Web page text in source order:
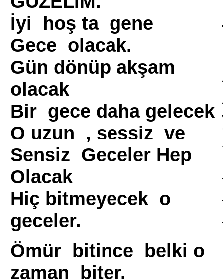
İyi hoş ta gene
Gece olacak.
Gün dönüp akşam
olacak
Bir gece daha gelecek
O uzun , sessiz ve
Sensiz Geceler Hep
Olacak
Hiç bitmeyecek o
geceler.
Ömür bitince belki o
zaman biter.